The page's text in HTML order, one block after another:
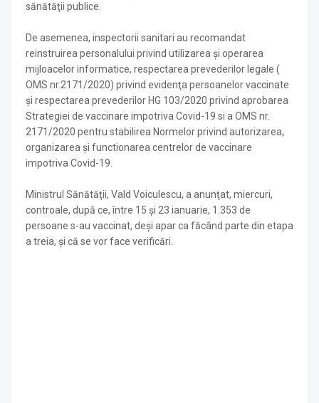
sănătăţii publice.
De asemenea, inspectorii sanitari au recomandat
reinstruirea personalului privind utilizarea şi operarea
mijloacelor informatice, respectarea prevederilor legale (
OMS nr.2171/2020) privind evidenţa persoanelor vaccinate
şi respectarea prevederilor HG 103/2020 privind aprobarea
Strategiei de vaccinare impotriva Covid-19 si a OMS nr.
2171/2020 pentru stabilirea Normelor privind autorizarea,
organizarea şi functionarea centrelor de vaccinare
impotriva Covid-19.
Ministrul Sănătăţii, Vald Voiculescu, a anunţat, miercuri,
controale, după ce, între 15 şi 23 ianuarie, 1.353 de
persoane s-au vaccinat, deşi apar ca făcând parte din etapa
a treia, şi că se vor face verificări.